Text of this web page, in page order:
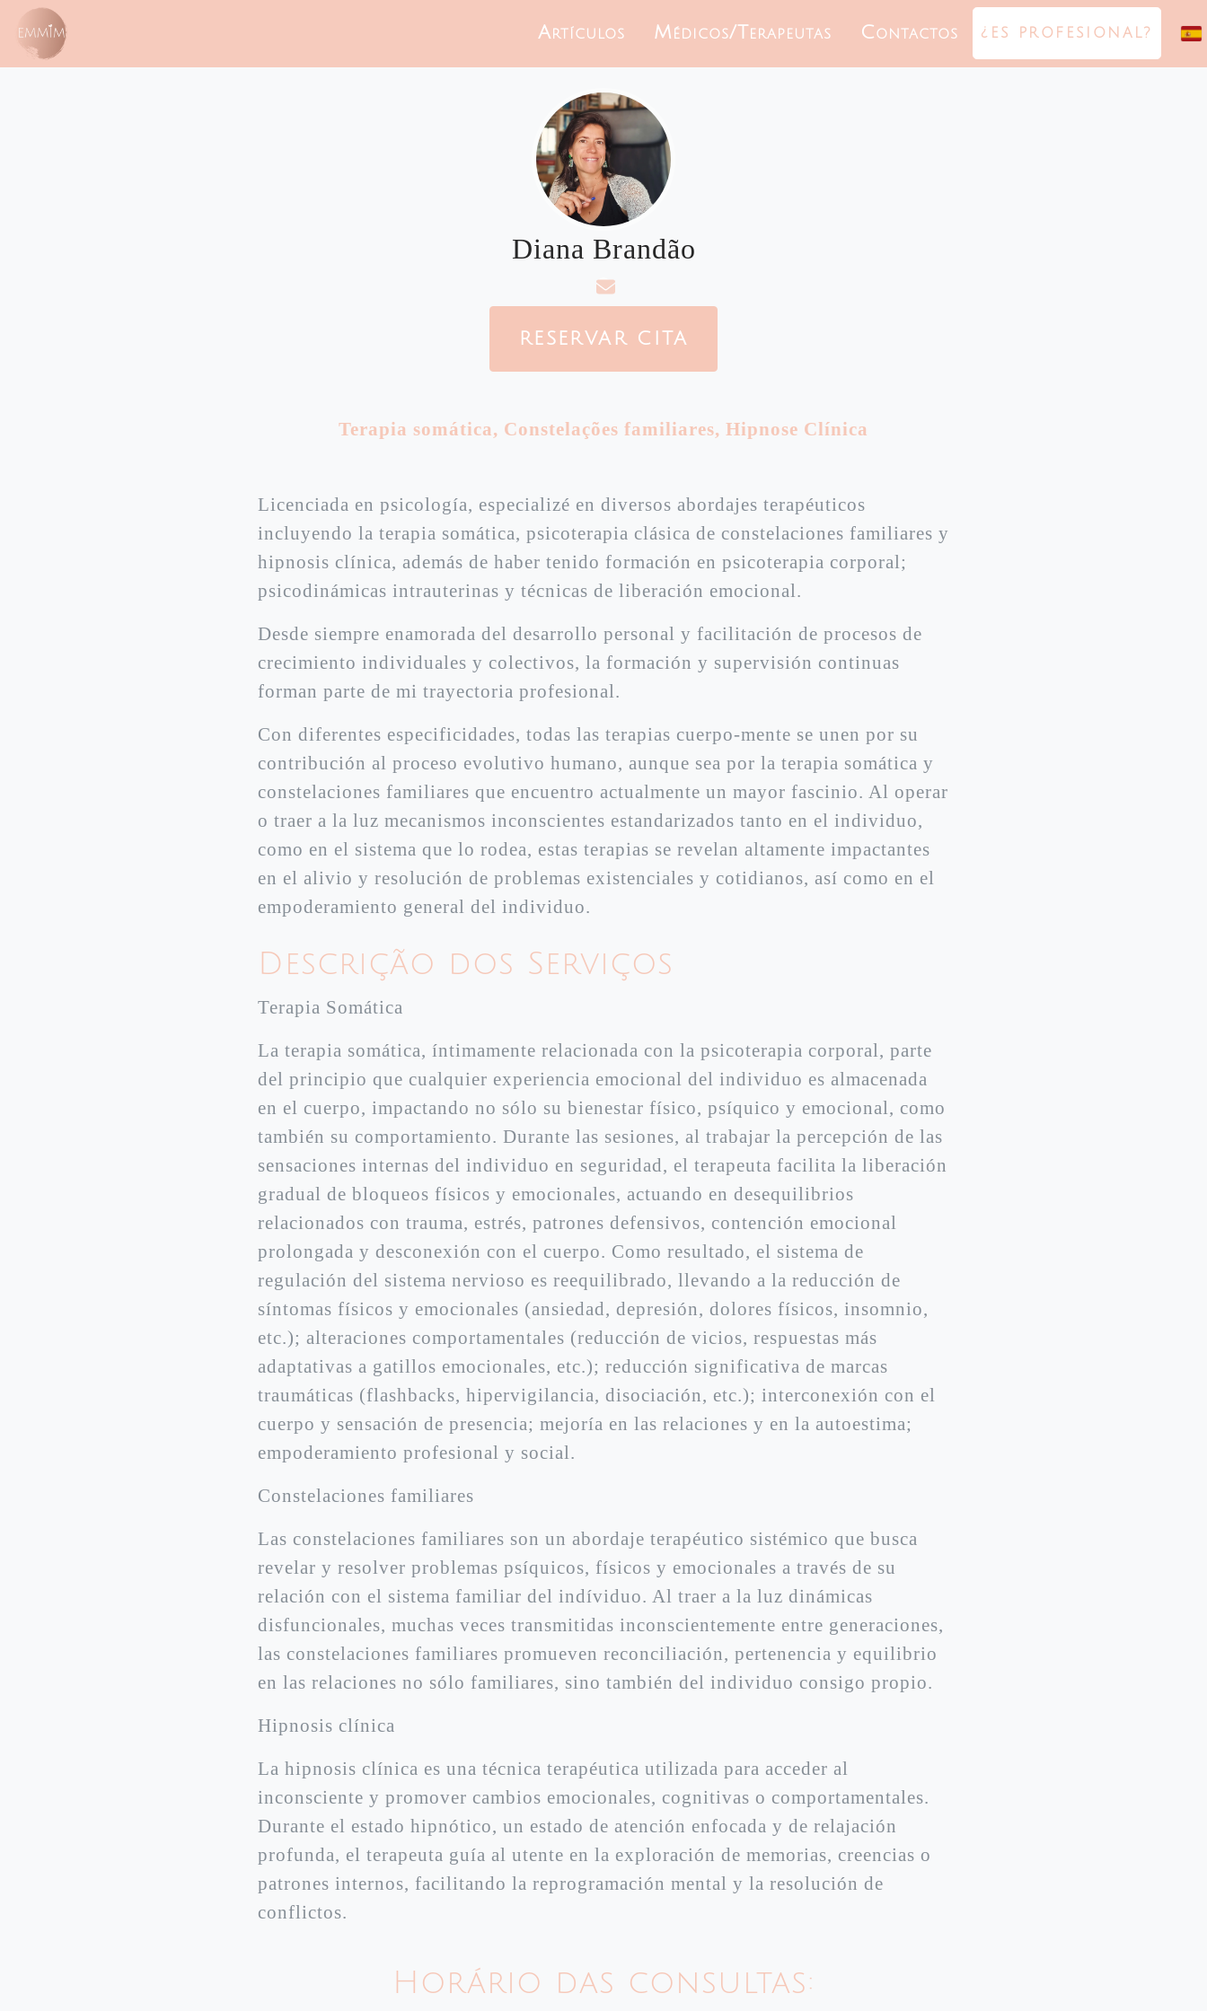
Artículos Médicos/Terapeutas Contactos ¿ES PROFESIONAL?
Diana Brandão
RESERVAR CITA
Terapia somática, Constelações familiares, Hipnose Clínica
Licenciada en psicología, especializé en diversos abordajes terapéuticos
incluyendo la terapia somática, psicoterapia clásica de constelaciones familiares y
hipnosis clínica, además de haber tenido formación en psicoterapia corporal;
psicodinámicas intrauterinas y técnicas de liberación emocional.
Desde siempre enamorada del desarrollo personal y facilitación de procesos de
crecimiento individuales y colectivos, la formación y supervisión continuas
forman parte de mi trayectoria profesional.
Con diferentes especificidades, todas las terapias cuerpo-mente se unen por su
contribución al proceso evolutivo humano, aunque sea por la terapia somática y
constelaciones familiares que encuentro actualmente un mayor fascinio. Al operar
o traer a la luz mecanismos inconscientes estandarizados tanto en el individuo,
como en el sistema que lo rodea, estas terapias se revelan altamente impactantes
en el alivio y resolución de problemas existenciales y cotidianos, así como en el
empoderamiento general del individuo.
Descrição dos Serviços
Terapia Somática
La terapia somática, íntimamente relacionada con la psicoterapia corporal, parte
del principio que cualquier experiencia emocional del individuo es almacenada
en el cuerpo, impactando no sólo su bienestar físico, psíquico y emocional, como
también su comportamiento. Durante las sesiones, al trabajar la percepción de las
sensaciones internas del individuo en seguridad, el terapeuta facilita la liberación
gradual de bloqueos físicos y emocionales, actuando en desequilibrios
relacionados con trauma, estrés, patrones defensivos, contención emocional
prolongada y desconexión con el cuerpo. Como resultado, el sistema de
regulación del sistema nervioso es reequilibrado, llevando a la reducción de
síntomas físicos y emocionales (ansiedad, depresión, dolores físicos, insomnio,
etc.); alteraciones comportamentales (reducción de vicios, respuestas más
adaptativas a gatillos emocionales, etc.); reducción significativa de marcas
traumáticas (flashbacks, hipervigilancia, disociación, etc.); interconexión con el
cuerpo y sensación de presencia; mejoría en las relaciones y en la autoestima;
empoderamiento profesional y social.
Constelaciones familiares
Las constelaciones familiares son un abordaje terapéutico sistémico que busca
revelar y resolver problemas psíquicos, físicos y emocionales a través de su
relación con el sistema familiar del indíviduo. Al traer a la luz dinámicas
disfuncionales, muchas veces transmitidas inconscientemente entre generaciones,
las constelaciones familiares promueven reconciliación, pertenencia y equilibrio
en las relaciones no sólo familiares, sino también del individuo consigo propio.
Hipnosis clínica
La hipnosis clínica es una técnica terapéutica utilizada para acceder al
inconsciente y promover cambios emocionales, cognitivas o comportamentales.
Durante el estado hipnótico, un estado de atención enfocada y de relajación
profunda, el terapeuta guía al utente en la exploración de memorias, creencias o
patrones internos, facilitando la reprogramación mental y la resolución de
conflictos.
Horário das consultas: